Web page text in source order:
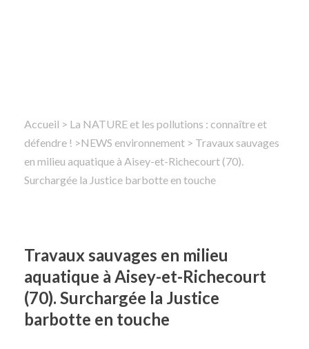
Rechercher
Accueil > La NATURE et les pollutions : connaître et
défendre ! >NEWS environnement > Travaux sauvages
en milieu aquatique à Aisey-et-Richecourt (70).
Surchargée la Justice barbotte en touche
Travaux sauvages en milieu
aquatique à Aisey-et-Richecourt
(70). Surchargée la Justice
barbotte en touche